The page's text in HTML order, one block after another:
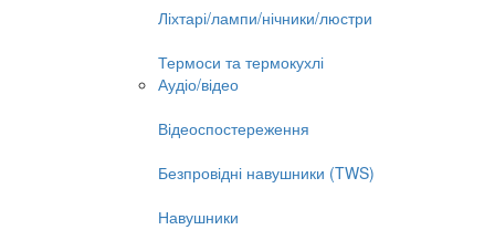
Ліхтарі/лампи/нічники/люстри
Термоси та термокухлі
Аудіо/відео
Відеоспостереження
Безпровідні навушники (TWS)
Навушники